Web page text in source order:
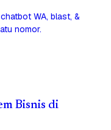
WA, blast, &
nomor.
Bisnis di